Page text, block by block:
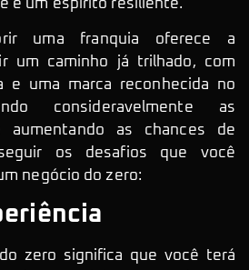
e um espírito resiliente.
uma franquia oferece a
um caminho já trilhado, com
e uma marca reconhecida no
consideravelmente as
aumentando as chances de
os desafios que você
negócio do zero:
zero significa que você terá